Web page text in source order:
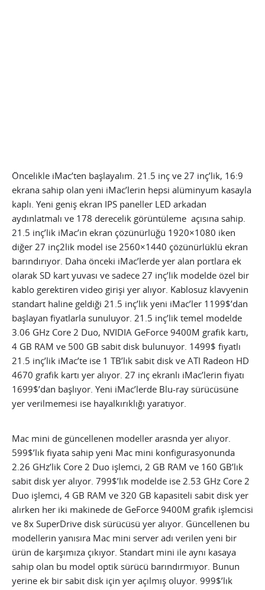
Öncelikle iMac’ten başlayalım. 21.5 inç ve 27 inç’lik, 16:9
ekrana sahip olan yeni iMac’lerin hepsi alüminyum kasayla
kaplı. Yeni geniş ekran IPS paneller LED arkadan
aydınlatmalı ve 178 derecelik görüntüleme açısına sahip.
21.5 inç’lik iMac’in ekran çözünürlüğü 1920×1080 iken
diğer 27 inç2lik model ise 2560×1440 çözünürlüklü ekran
barındırıyor. Daha önceki iMac’lerde yer alan portlara ek
olarak SD kart yuvası ve sadece 27 inç’lik modelde özel bir
kablo gerektiren video girişi yer alıyor. Kablosuz klavyenin
standart haline geldiği 21.5 inç’lik yeni iMac’ler 1199$’dan
başlayan fiyatlarla sunuluyor. 21.5 inç’lik temel modelde
3.06 GHz Core 2 Duo, NVIDIA GeForce 9400M grafik kartı,
4 GB RAM ve 500 GB sabit disk bulunuyor. 1499$ fiyatlı
21.5 inç’lik iMac’te ise 1 TB’lık sabit disk ve ATI Radeon HD
4670 grafik kartı yer alıyor. 27 inç ekranlı iMac’lerin fiyatı
1699$’dan başlıyor. Yeni iMac’lerde Blu-ray sürücüsüne
yer verilmemesi ise hayalkırıklığı yaratıyor.
Mac mini de güncellenen modeller arasnda yer alıyor.
599$’lık fiyata sahip yeni Mac mini konfigurasyonunda
2.26 GHz’lik Core 2 Duo işlemci, 2 GB RAM ve 160 GB’lık
sabit disk yer alıyor. 799$’lık modelde ise 2.53 GHz Core 2
Duo işlemci, 4 GB RAM ve 320 GB kapasiteli sabit disk yer
alırken her iki makinede de GeForce 9400M grafik işlemcisi
ve 8x SuperDrive disk sürücüsü yer alıyor. Güncellenen bu
modellerin yanısıra Mac mini server adı verilen yeni bir
ürün de karşımıza çıkıyor. Standart mini ile aynı kasaya
sahip olan bu model optik sürücü barındırmıyor. Bunun
yerine ek bir sabit disk için yer açılmış oluyor. 999$’lık